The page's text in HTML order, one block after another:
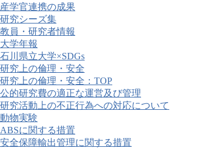
産学官連携の成果
研究シーズ集
教員・研究者情報
大学年報
石川県立大学×SDGs
研究上の倫理・安全
研究上の倫理・安全：TOP
公的研究費の適正な運営及び管理
研究活動上の不正行為への対応について
動物実験
ABSに関する措置
安全保障輸出管理に関する措置